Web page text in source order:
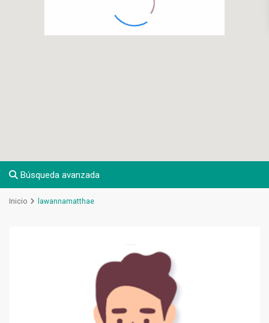
Búsqueda avanzada
Inicio lawannamatthae